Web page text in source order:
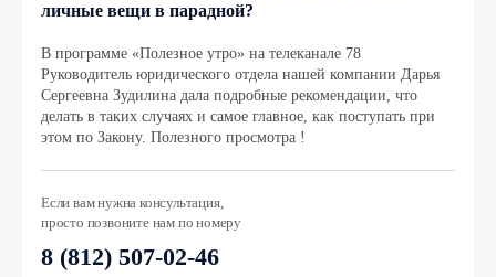
личные вещи в парадной?
В программе «Полезное утро» на телеканале 78
Руководитель юридического отдела нашей компании Дарья
Сергеевна Зудилина дала подробные рекомендации, что
делать в таких случаях и самое главное, как поступать при
этом по Закону. Полезного просмотра !
Если вам нужна консультация,
просто позвоните нам по номеру
8 (812) 507-02-46